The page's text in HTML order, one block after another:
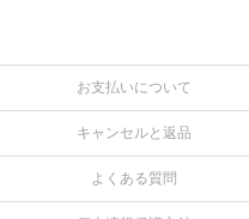
お支払いについて
キャンセルと返品
よくある質問